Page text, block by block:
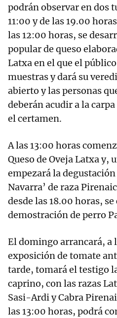
podrán observar en dos
11:00 y de las 19.00
las 12:00 horas, se
popular de queso
Latxa en el que el
muestras y dará su
abierto y las personas
deberán acudir a la
el certamen.
A las 13:00 horas
Queso de Oveja Latxa y,
empezará la degustación
Navarra’ de raza
desde las 18.00 horas,
demostración de perro
El domingo arrancará, a
exposición de tomate
tarde, tomará el testigo
caprino, con las razas
Sasi-Ardi y Cabra
las 13:00 horas, podrá